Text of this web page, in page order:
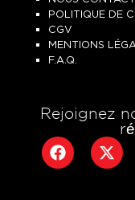
POLITIQUE DE
CGV
MENTIONS
F.A.Q.
Rejoignez